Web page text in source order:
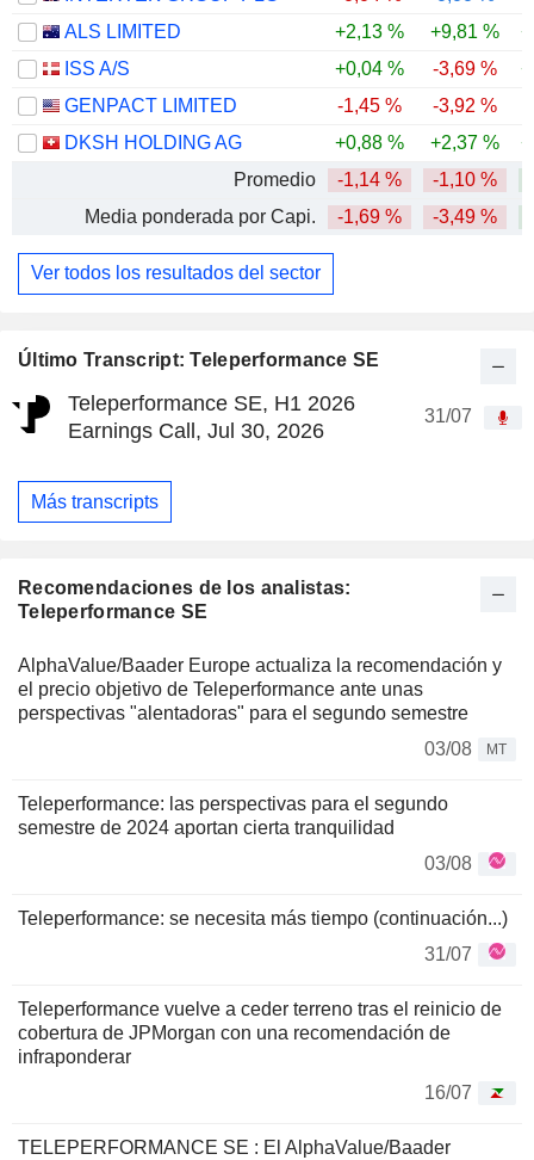
Último Transcript: Teleperformance SE
Teleperformance SE, H1 2026
Earnings Call, Jul 30, 2026
31/07
Más transcripts
Recomendaciones de los analistas:
Teleperformance SE
AlphaValue/Baader Europe actualiza la recomendación y
el precio objetivo de Teleperformance ante unas
perspectivas "alentadoras" para el segundo semestre
03/08
MT
Teleperformance: las perspectivas para el segundo
semestre de 2024 aportan cierta tranquilidad
03/08
Teleperformance: se necesita más tiempo (continuación...)
31/07
Teleperformance vuelve a ceder terreno tras el reinicio de
cobertura de JPMorgan con una recomendación de
infraponderar
16/07
TELEPERFORMANCE SE : El AlphaValue/Baader
ALS LIMITED
+2,13 % +9,81 %
ISS A/S
+0,04 % -3,69 %
GENPACT LIMITED
-1,45 % -3,92 %
DKSH HOLDING AG
+0,88 % +2,37 %
Promedio
-1,14 % -1,10 %
Media ponderada por Capi.
-1,69 % -3,49 %
Ver todos los resultados del sector